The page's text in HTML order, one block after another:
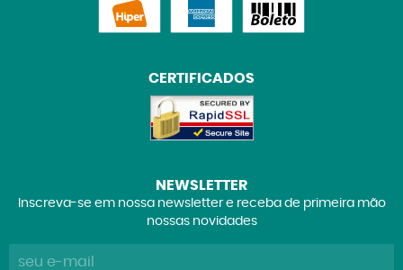
CERTIFICADOS
NEWSLETTER
Inscreva-se em nossa newsletter e receba de primeira mão
nossas novidades